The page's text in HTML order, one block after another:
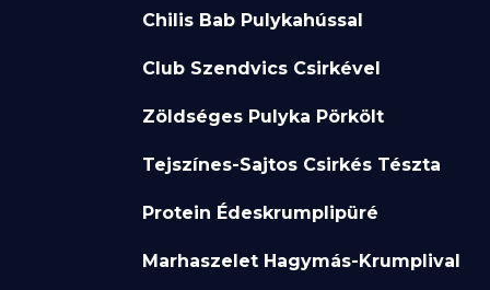
Chilis Bab Pulykahússal
Club Szendvics Csirkével
Zöldséges Pulyka Pörkölt
Tejszínes-Sajtos Csirkés Tészta
Protein Édeskrumplipüré
Marhaszelet Hagymás-Krumplival